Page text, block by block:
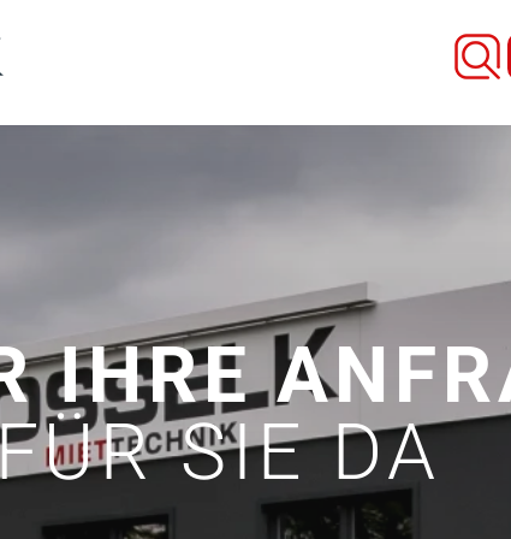
IHRE
SIE DA